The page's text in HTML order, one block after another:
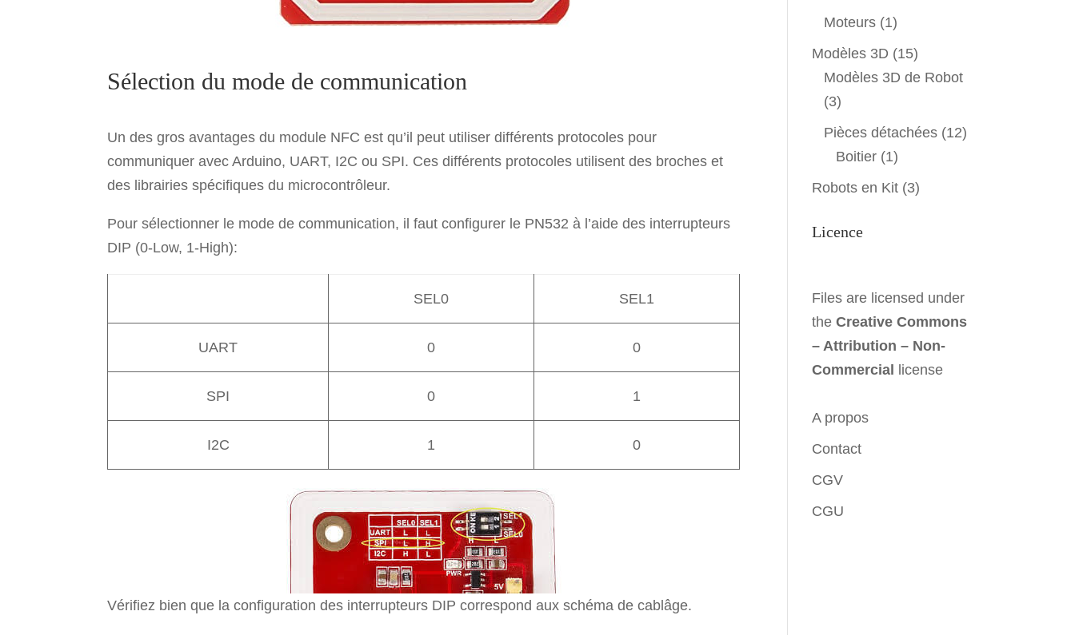
Sélection du mode de communication
Un des gros avantages du module NFC est qu’il peut utiliser différents protocoles pour
communiquer avec Arduino, UART, I2C ou SPI. Ces différents protocoles utilisent des broches et
des librairies spécifiques du microcontrôleur.
Pour sélectionner le mode de communication, il faut configurer le PN532 à l’aide des interrupteurs
DIP (0-Low, 1-High):
SEL0 SEL1
UART 0 0
SPI 0 1
I2C 1 0
Vérifiez bien que la configuration des interrupteurs DIP correspond aux schéma de cablâge.
Moteurs (1)
Modèles 3D (15)
Modèles 3D de Robot
(3)
Pièces détachées (12)
Boitier (1)
Robots en Kit (3)
Licence
Files are licensed under
theCreative Commons
– Attribution – Non-
Commercial
license
A propos
Contact
CGV
CGU